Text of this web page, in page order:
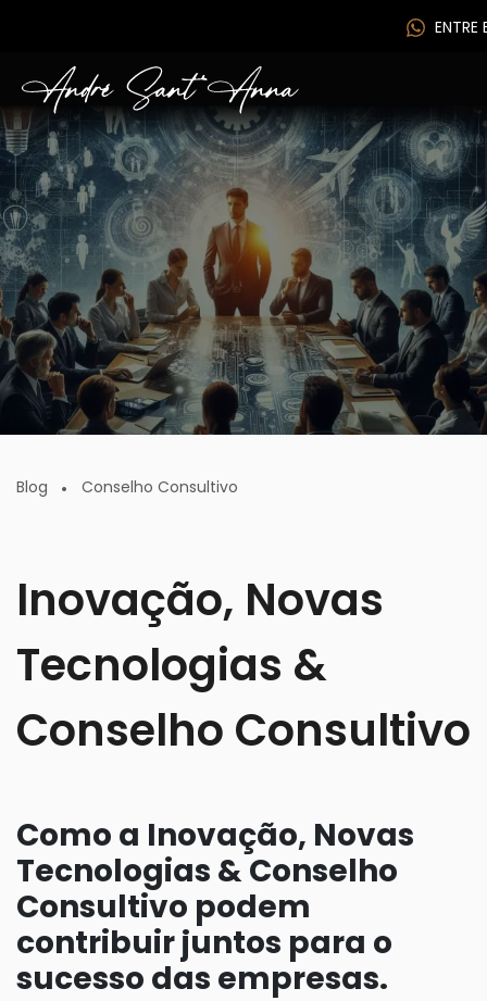
Blog . Conselho Consultivo
Inovação, Novas
Tecnologias &
Conselho Consultivo
Como a Inovação, Novas
Tecnologias & Conselho
Consultivo podem
contribuir juntos para o
sucesso das empresas.